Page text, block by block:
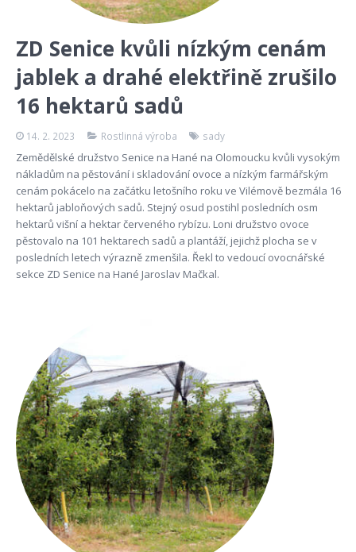
ZD Senice kvůli nízkým cenám
jablek a drahé elektřině zrušilo
16 hektarů sadů
14. 2. 2023 Rostlinná výroba sady
Zemědělské družstvo Senice na Hané na Olomoucku kvůli vysokým
nákladům na pěstování i skladování ovoce a nízkým farmářským
cenám pokácelo na začátku letošního roku ve Vilémově bezmála 16
hektarů jabloňových sadů. Stejný osud postihl posledních osm
hektarů višní a hektar červeného rybízu. Loni družstvo ovoce
pěstovalo na 101 hektarech sadů a plantáží, jejichž plocha se v
posledních letech výrazně zmenšila. Řekl to vedoucí ovocnářské
sekce ZD Senice na Hané Jaroslav Mačkal.